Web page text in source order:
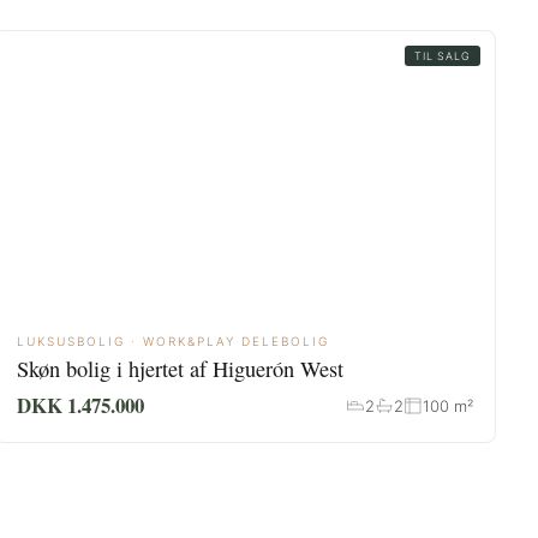
TIL SALG
LUKSUSBOLIG · WORK&PLAY DELEBOLIG
Skøn bolig i hjertet af Higuerón West
DKK 1.475.000 2 2 100 m²